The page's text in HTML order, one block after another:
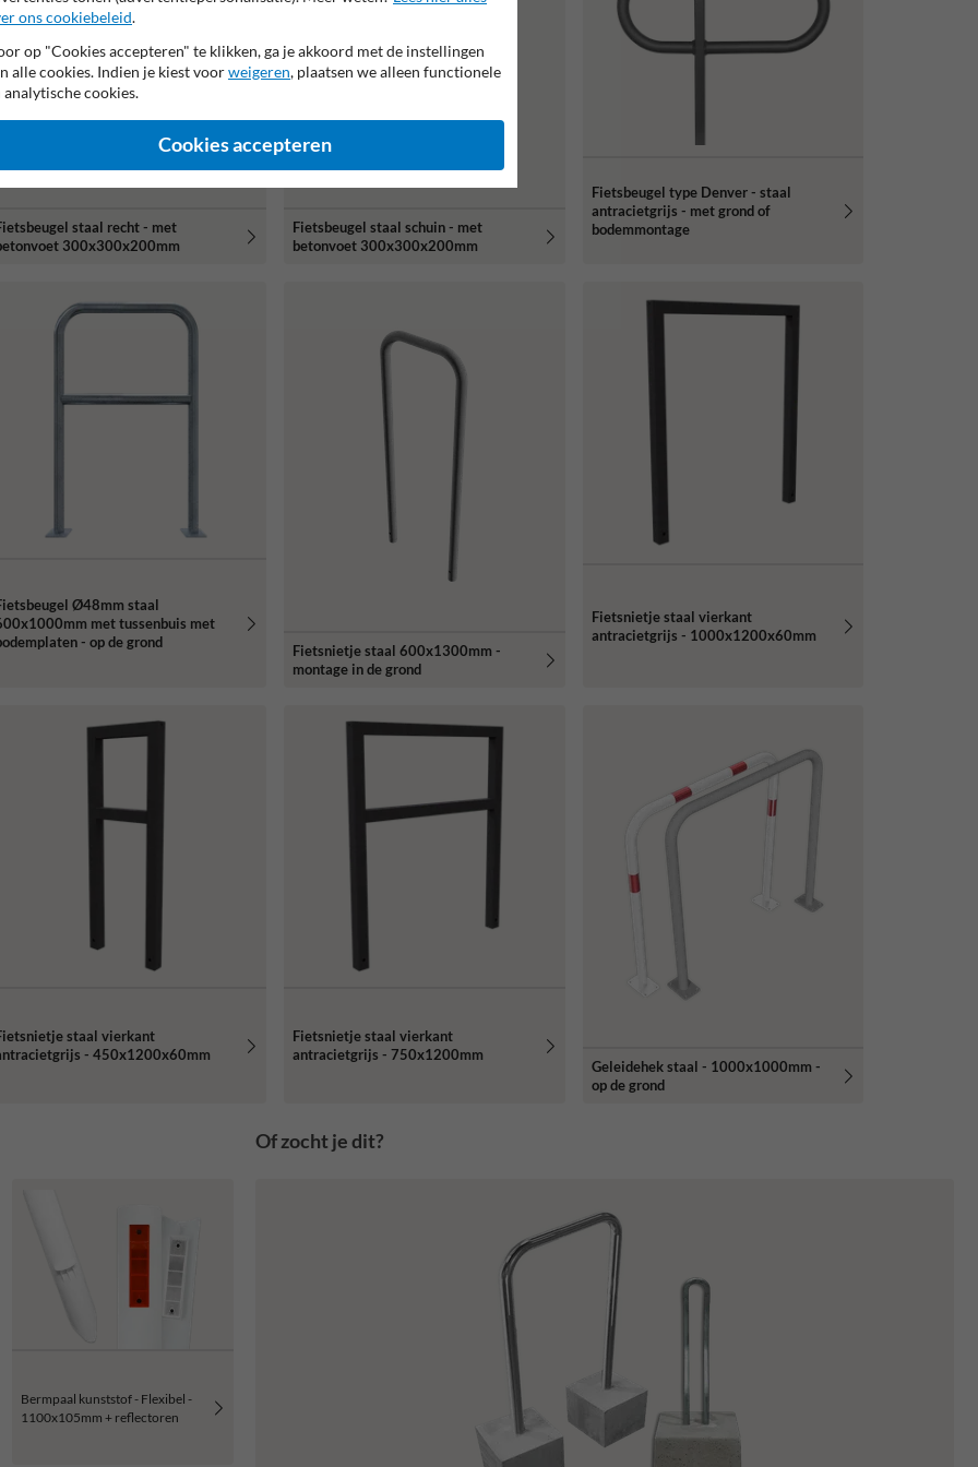
staal recht - met
300x300x200mm
Fietsbeugel staal schuin - met
betonvoet 300x300x200mm
Fietsbeugel type Denver - staal
antracietgrijs - met grond of
bodemmontage
Ø48mm staal
met tussenbuis met
- op de grond
Fietsnietje staal 600x1300mm -
montage in de grond
Fietsnietje staal vierkant
antracietgrijs - 1000x1200x60mm
staal vierkant
- 450x1200x60mm
Fietsnietje staal vierkant
antracietgrijs - 750x1200mm
Geleidehek staal - 1000x1000mm -
op de grond
Bermpaal kunststof - Flexibel -
1100x105mm + reflectoren
Of zocht je dit?
ons cookiebeleid.
op "Cookies accepteren" te klikken, ga je akkoord met de instellingen
alle cookies. Indien je kiest voorweigeren, plaatsen we alleen functionele
analytische cookies.
Cookies accepteren